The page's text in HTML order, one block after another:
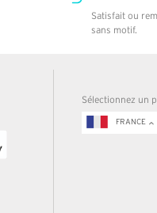
Satisfait ou
sans motif.
Sélectionnez un
FRANCE